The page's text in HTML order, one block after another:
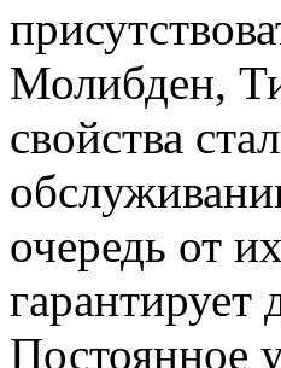
Молибден,
свойства
очередь от
Постоянное